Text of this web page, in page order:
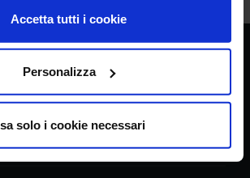
Accetta tutti i cookie
Personalizza
solo i cookie necessari
CREA
Consiglio per la ricerca in agricoltura e
l’analisi dell’economia agraria